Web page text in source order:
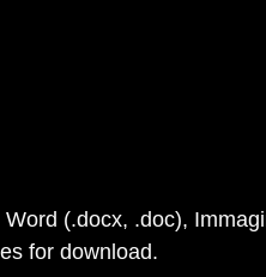
(.docx, .doc),
for download.